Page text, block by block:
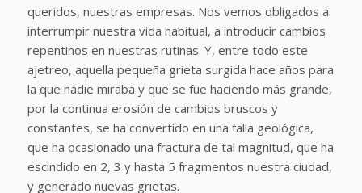
queridos, nuestras empresas. Nos vemos obligados a
interrumpir nuestra vida habitual, a introducir cambios
repentinos en nuestras rutinas. Y, entre todo este
ajetreo, aquella pequeña grieta surgida hace años para
la que nadie miraba y que se fue haciendo más grande,
por la continua erosión de cambios bruscos y
constantes, se ha convertido en una falla geológica,
que ha ocasionado una fractura de tal magnitud, que ha
escindido en 2, 3 y hasta 5 fragmentos nuestra ciudad,
y generado nuevas grietas.